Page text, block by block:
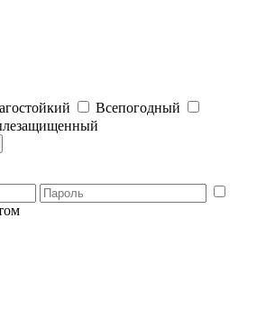
Всепогодный